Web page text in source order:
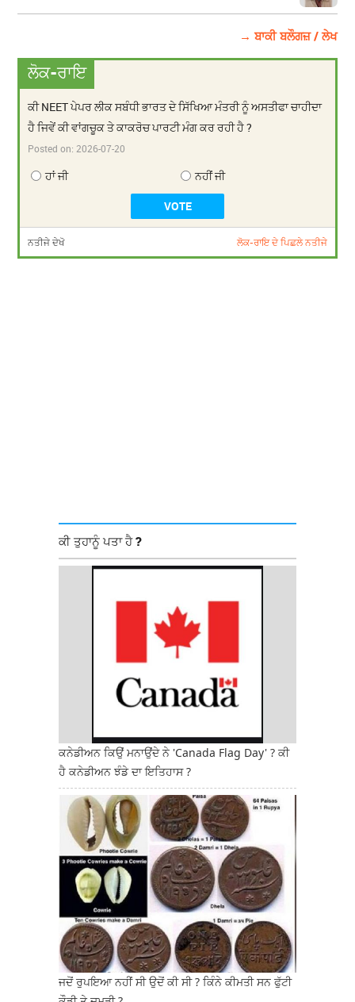
→ ਬਾਕੀ ਬਲੌਗਜ਼ / ਲੇਖ
ਲੋਕ-ਰਾਇ
ਕੀ NEET ਪੇਪਰ ਲੀਕ ਸਬੰਧੀ ਭਾਰਤ ਦੇ ਸਿੱਖਿਆ ਮੰਤਰੀ ਨੂੰ ਅਸਤੀਫਾ ਚਾਹੀਦਾ
ਹੈ ਜਿਵੇਂ ਕੀ ਵਾਂਗਚੂਕ ਤੇ ਕਾਕਰੋਚ ਪਾਰਟੀ ਮੰਗ ਕਰ ਰਹੀ ਹੈ ?
Posted on:2026-07-20
ਹਾਂ ਜੀ ਨਹੀਂ ਜੀ
ਨਤੀਜੇ ਦੇਖੋ ਲੋਕ-ਰਾਇ ਦੇ ਪਿਛਲੇ ਨਤੀਜੇ
ਕੀ ਤੁਹਾਨੂੰ ਪਤਾ ਹੈ ?
ਕਨੇਡੀਅਨ ਕਿਉਂ ਮਨਾਉਂਦੇ ਨੇ 'Canada Flag Day' ? ਕੀ
ਹੈ ਕਨੇਡੀਅਨ ਝੰਡੇ ਦਾ ਇਤਿਹਾਸ ?
ਜਦੋਂ ਰੁਪਇਆ ਨਹੀਂ ਸੀ ਉਦੋਂ ਕੀ ਸੀ ? ਕਿੰਨੇ ਕੀਮਤੀ ਸਨ ਫੁੱਟੀ